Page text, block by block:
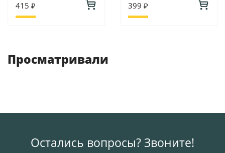
415 ₽ 399 ₽
Просматривали
Остались вопросы? Звоните!